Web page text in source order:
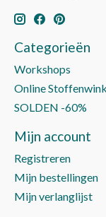
Categorieën
Workshops
Online
SOLDEN -60%
Mijn account
Registreren
Mijn bestellingen
Mijn verlanglijst